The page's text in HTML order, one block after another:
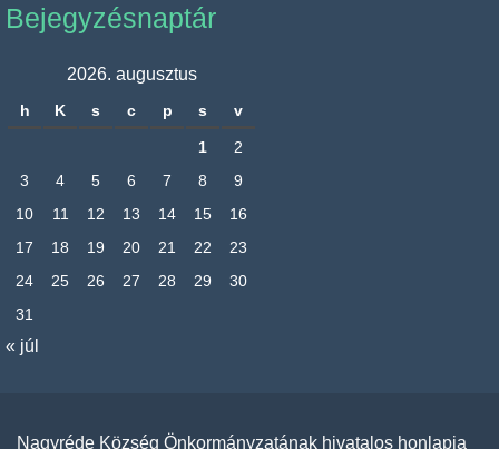
Bejegyzésnaptár
2026. augusztus
h K s c p s v
1
2
3
4 5 6 7 8
9
10
11 12 13 14 15
16
17
18 19 20 21 22
23
24
25 26 27 28 29
30
31
« júl
Nagyréde Község Önkormányzatának hivatalos honlapja